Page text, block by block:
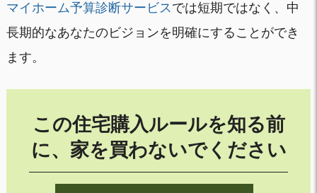
マイホーム予算診断サービスでは短期ではなく、中
長期的なあなたのビジョンを明確にすることができ
ます。
この住宅購入ルールを知る前
に、家を買わないでください